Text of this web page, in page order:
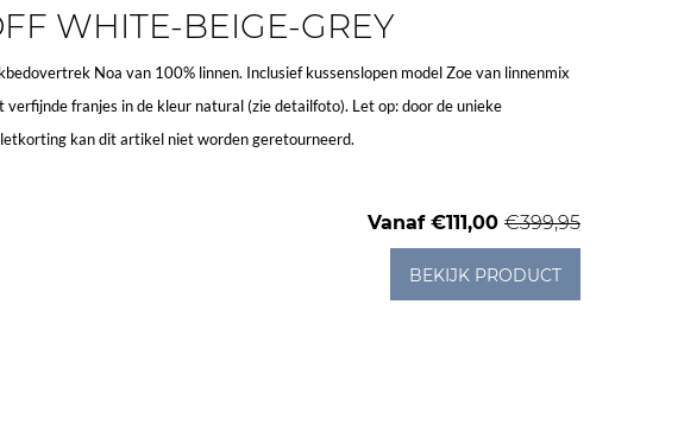
WHITE-BEIGE-GREY
Noa van 100% linnen. Inclusief kussenslopen model Zoe van linnenmix
verfijnde franjes in de kleur natural (zie detailfoto). Let op: door de unieke
kan dit artikel niet worden geretourneerd.
Vanaf €111,00 €399,95
BEKIJK PRODUCT